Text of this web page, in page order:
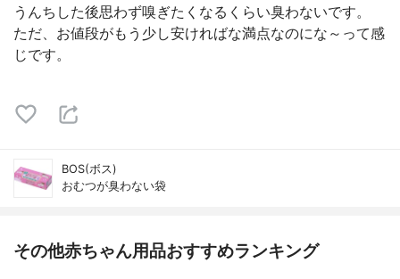
うんちした後思わず嗅ぎたくなるくらい臭わないです。
ただ、お値段がもう少し安ければな満点なのにな～って感
じです。
BOS(ボス)
おむつが臭わない袋
その他赤ちゃん用品おすすめランキング